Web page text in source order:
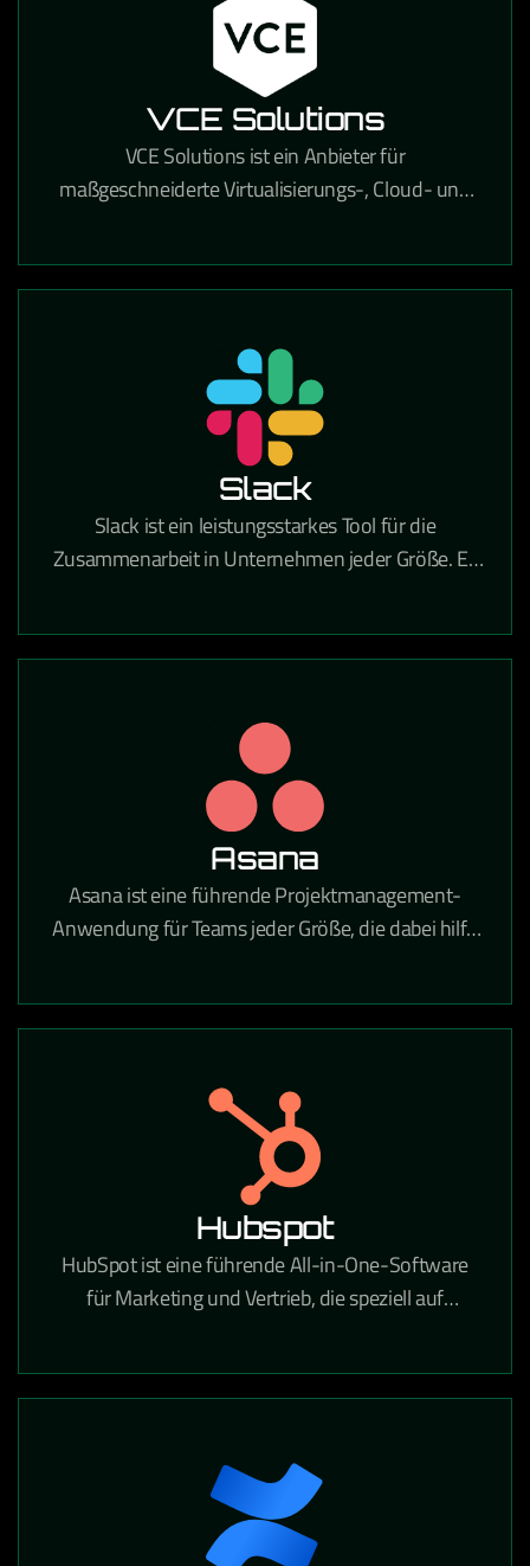
VCE Solutions
VCE Solutions ist ein Anbieter für
maßgeschneiderte Virtualisierungs-, Cloud- und
zukunftsfähig zu gestalten. Mit umfassender
Betrieb hilft VCE Solutions dabei, komplexe IT-
Prozesse zu vereinfachen, Ressourcen optimal zu
nutzen und eine stabile Grundlage für digitales
Wachstum zu schaffen.
Slack
Slack ist ein leistungsstarkes Tool für die
Zusammenarbeit in Unternehmen jeder Größe. Es
Arbeit erledigen können – ganz gleich, ob Sie in
Unternehmen tätig sind.
Asana
Asana ist eine führende Projektmanagement-
Anwendung für Teams jeder Größe, die dabei hilft,
unklare Aufgaben und Kommunikationslücken der
Hubspot
HubSpot ist eine führende All-in-One-Software
für Marketing und Vertrieb, die speziell auf
vieles mehr zugeschnitten ist. Sie ist
klaren Überblick über Ihren gesamten
Vertriebszyklus.